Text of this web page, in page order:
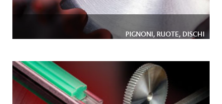
PIGNONI, RUOTE, DISCHI